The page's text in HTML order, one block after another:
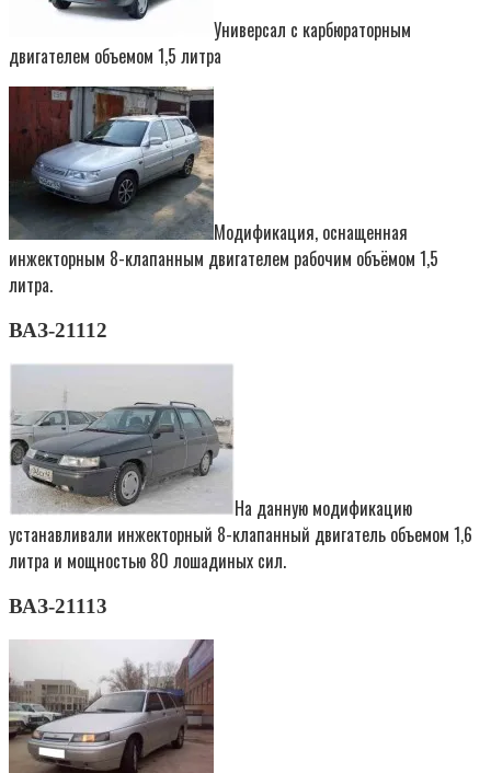
Универсал с карбюраторным
двигателем объемом 1,5 литра
Модификация, оснащенная
инжекторным 8-клапанным двигателем рабочим объёмом 1,5
литра.
ВАЗ-21112
На данную модификацию
устанавливали инжекторный 8-клапанный двигатель объемом 1,6
литра и мощностью 80 лошадиных сил.
ВАЗ-21113